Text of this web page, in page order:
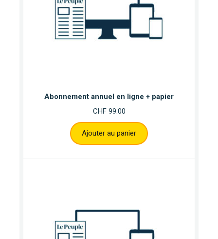
Abonnement annuel en ligne + papier
CHF99.00
Ajouter au panier